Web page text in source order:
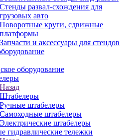
Стенды развал-схождения для
грузовых авто
Поворотные круги, сдвижные
платформы
Запчасти и аксессуары для стендов
оборудование
Назад
Штабелеры
Ручные штабелеры
Самоходные штабелеры
Электрические штабелеры
гидравлические тележки